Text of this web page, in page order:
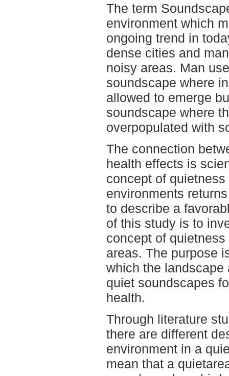
The term
environment which
ongoing trend in
dense cities and
noisy areas. Man
soundscape where
allowed to emerge
soundscape where
overpopulated with
The connection
health effects is
concept of
environments
to describe a
of this study is to
concept of
areas. The purpose
which the landscape
quiet soundscapes
health.
Through literature
there are different
environment in a
mean that a